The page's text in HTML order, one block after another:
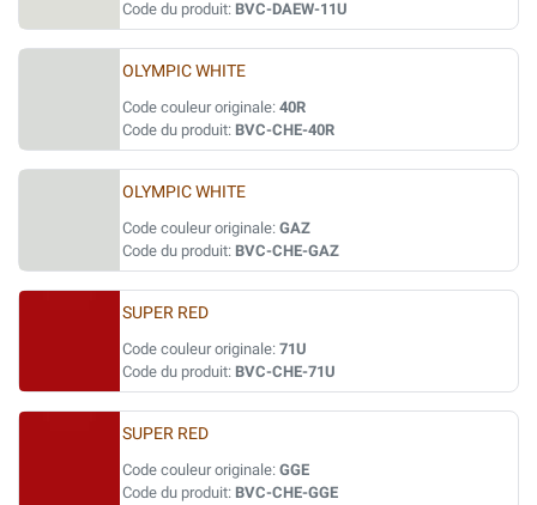
Code du produit: BVC-DAEW-11U
OLYMPIC WHITE
Code couleur originale: 40R
Code du produit: BVC-CHE-40R
OLYMPIC WHITE
Code couleur originale: GAZ
Code du produit: BVC-CHE-GAZ
SUPER RED
Code couleur originale: 71U
Code du produit: BVC-CHE-71U
SUPER RED
Code couleur originale: GGE
Code du produit: BVC-CHE-GGE